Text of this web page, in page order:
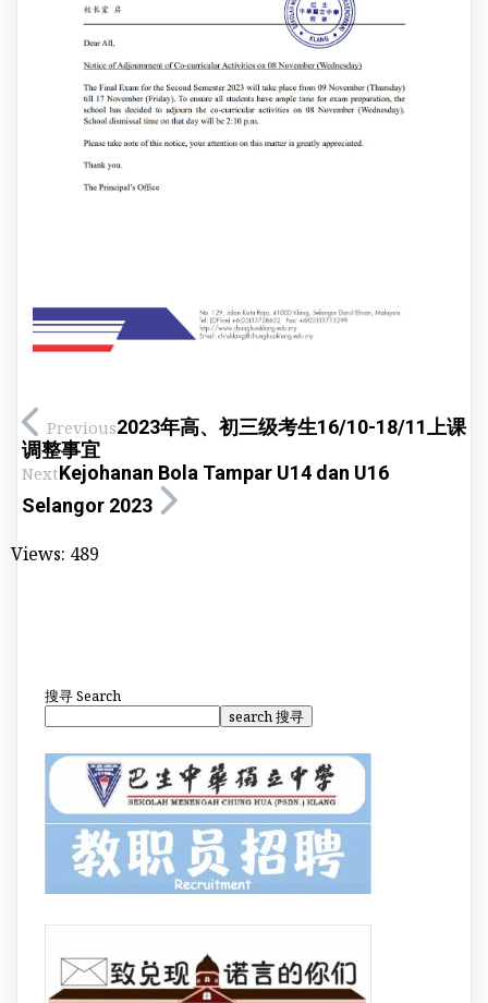
Previous2023年高、初三级考生16/10-18/11上课
调整事宜
NextKejohanan Bola Tampar U14 dan U16
Selangor 2023
Views: 489
搜寻Search
search 搜寻